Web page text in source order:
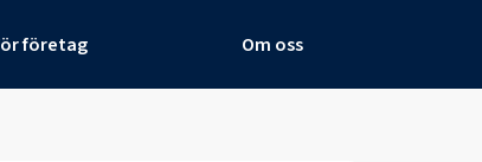
företag Om oss